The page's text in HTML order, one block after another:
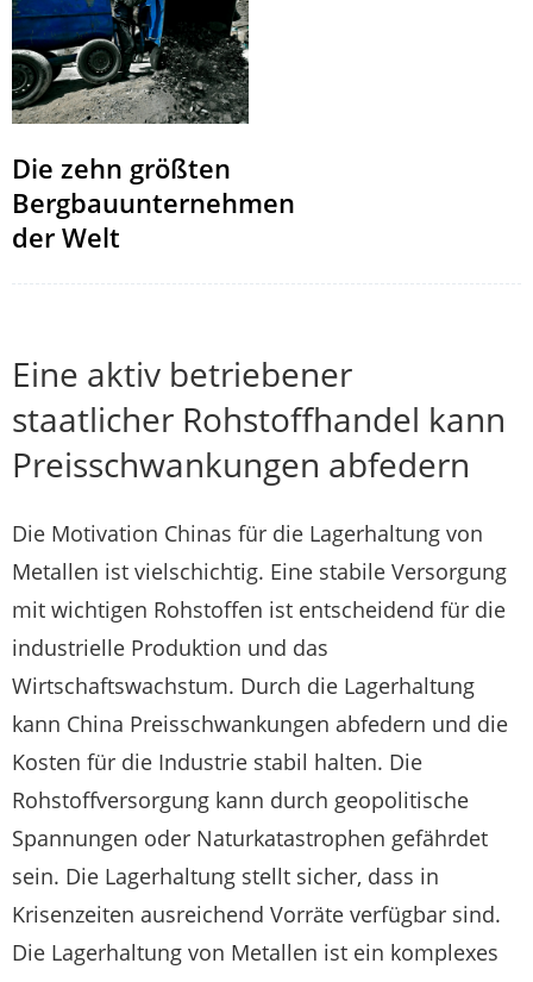
Die zehn größten
Bergbauunternehmen
der Welt
Eine aktiv betriebener
staatlicher Rohstoffhandel kann
Preisschwankungen abfedern
Die Motivation Chinas für die Lagerhaltung von
Metallen ist vielschichtig. Eine stabile Versorgung
mit wichtigen Rohstoffen ist entscheidend für die
industrielle Produktion und das
Wirtschaftswachstum. Durch die Lagerhaltung
kann China Preisschwankungen abfedern und die
Kosten für die Industrie stabil halten. Die
Rohstoffversorgung kann durch geopolitische
Spannungen oder Naturkatastrophen gefährdet
sein. Die Lagerhaltung stellt sicher, dass in
Krisenzeiten ausreichend Vorräte verfügbar sind.
Die Lagerhaltung von Metallen ist ein komplexes